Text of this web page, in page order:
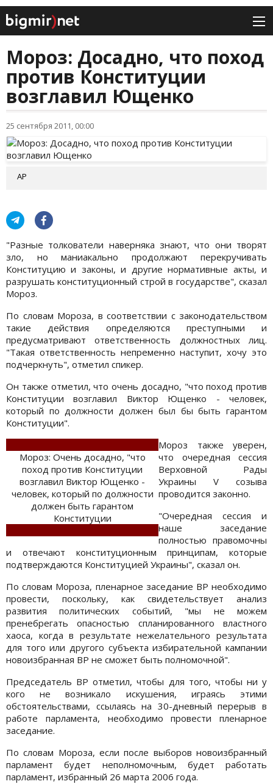
Мороз: Досадно, что поход
против Конституции
возглавил Ющенко
25 сентября 2011, 00:00
АР
"Разные толкователи наверняка знают, что они творят
зло, но маниакально продолжают перекручивать
Конституцию и законы, и другие нормативные акты, и
разрушать конституционный строй в государстве", сказал
Мороз.
По словам Мороза, в соответствии с законодательством
такие действия определяются преступными и
предусматривают ответственность должностных лиц.
"Такая ответственность непременно наступит, хочу это
подчеркнуть", отметил спикер.
Он также отметил, что очень досадно, "что поход против
Конституции возглавил Виктор Ющенко - человек,
который по должности должен был бы быть гарантом
Конституции".
Мороз: Очень досадно, "что
поход против Конституции
возглавил Виктор Ющенко -
человек, который по должности
должен быть гарантом
Конституции
Мороз также уверен,
что очередная сессия
Верховной Рады
Украины V созыва
проводится законно.
"Очередная сессия и
наше заседание
полностью правомочны
и отвечают конституционным принципам, которые
подтверждаются Конституцией Украины", сказал он.
По словам Мороза, пленарное заседание ВР необходимо
провести, поскольку, как свидетельствует анализ
развития политических событий, "мы не можем
пренебрегать опасностью спланированного властного
хаоса, когда в результате нежелательного результата
для того или другого субъекта избирательной кампании
новоизбранная ВР не сможет быть полномочной".
Председатель ВР отметил, чтобы для того, чтобы ни у
кого не возникало искушения, играясь этими
обстоятельствами, ссылаясь на 30-дневный перерыв в
работе парламента, необходимо провести пленарное
заседание.
По словам Мороза, если после выборов новоизбранный
парламент будет неполномочным, будет работать
парламент, избранный 26 марта 2006 года.